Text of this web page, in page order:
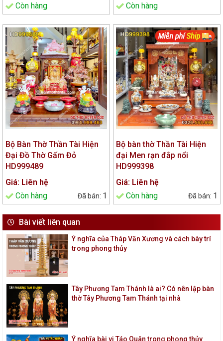
Còn hàng
Còn hàng
Bộ Bàn Thờ Thần Tài Hiện
Đại Đồ Thờ Gấm Đỏ
HD999489
Giá: Liên hệ
Còn hàng
1
Bộ bàn thờ Thần Tài Hiện
đại Men rạn đắp nổi
HD999398
Giá: Liên hệ
Còn hàng
1
Bài viết liên quan
Ý nghĩa của Tháp Văn Xương và cách bày trí
trong phong thủy
Tây Phương Tam Thánh là ai? Có nên lập bàn
thờ Tây Phương Tam Thánh tại nhà
Ý nghĩa bài vị Táo Quân trong phong thủy